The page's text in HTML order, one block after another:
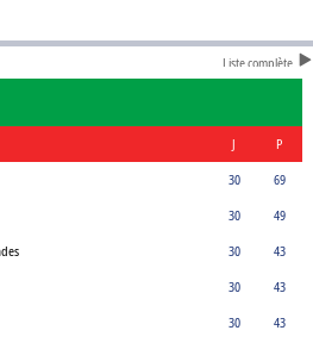
Liste complète
J
P
30
69
30
49
30
43
30
43
30
43